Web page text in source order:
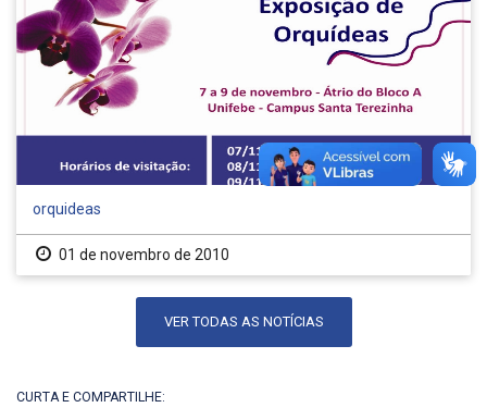
orquideas
01 de novembro de 2010
VER TODAS AS NOTÍCIAS
CURTA E COMPARTILHE: